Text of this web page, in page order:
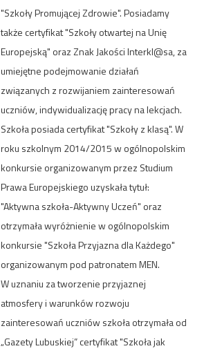
"Szkoły Promującej Zdrowie". Posiadamy
także certyfikat "Szkoły otwartej na Unię
Europejską" oraz Znak Jakości Interkl@sa, za
umiejętne podejmowanie działań
związanych z rozwijaniem zainteresowań
uczniów, indywidualizację pracyna lekcjach.
Szkoła posiada certyfikat "Szkoły z klasą". W
roku szkolnym 2014/2015 w ogólnopolskim
konkursie organizowanym przez Studium
Prawa Europejskiego uzyskała tytuł:
"Aktywna szkoła-Aktywny Uczeń" oraz
otrzymała wyróżnienie w ogólnopolskim
konkursie "Szkoła Przyjazna dla Każdego"
organizowanym pod patronatem MEN.
W uznaniu za tworzenie przyjaznej
atmosfery i warunków rozwoju
zainteresowań uczniów szkoła otrzymała od
„Gazety Lubuskiej” certyfikat "Szkoła jak